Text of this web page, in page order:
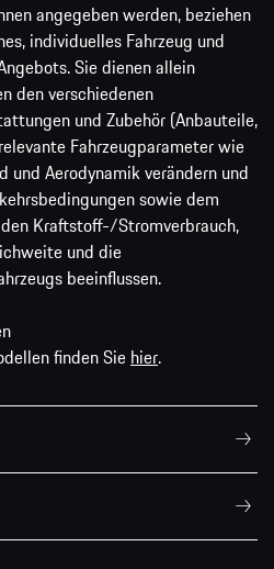
angegeben werden, beziehen
individuelles Fahrzeug und
Sie dienen allein
den verschiedenen
und Zubehör (Anbauteile,
Fahrzeugparameter wie
und Aerodynamik verändern und
sowie dem
Kraftstoff-/Stromverbrauch,
und die
beeinflussen.
finden Sie hier.